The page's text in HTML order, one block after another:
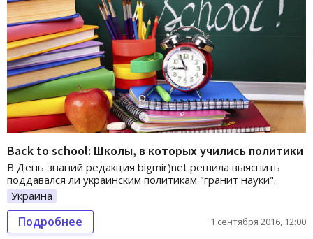
Back to school: Школы, в которых учились политики
В День знаний редакция bigmir)net решила выяснить
поддавался ли украинским политикам "гранит науки".
Украина
Подробнее 1 сентября 2016, 12:00